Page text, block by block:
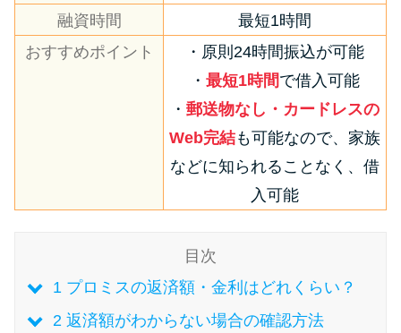
カードローンの見直しで40万円
得した話
最速！最短40分で借りられるカ
ードローン
種類や特徴で探す
銀行カードローンを選ぶべき4つ
の理由
融資時間
最短1時間
おすすめポイント
・原則24時間振込が可能
・ 最短1時間で借入可能
・ 郵送物なし・カードレスの
Web完結も可能なので、家族
などに知られることなく、借
入可能
目次
1プロミスの返済額・金利はどれくらい？
2返済額がわからない場合の確認方法